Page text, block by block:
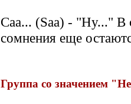
Саа... (Saa) - "Ну..."
сомнения еще
Группа со значением